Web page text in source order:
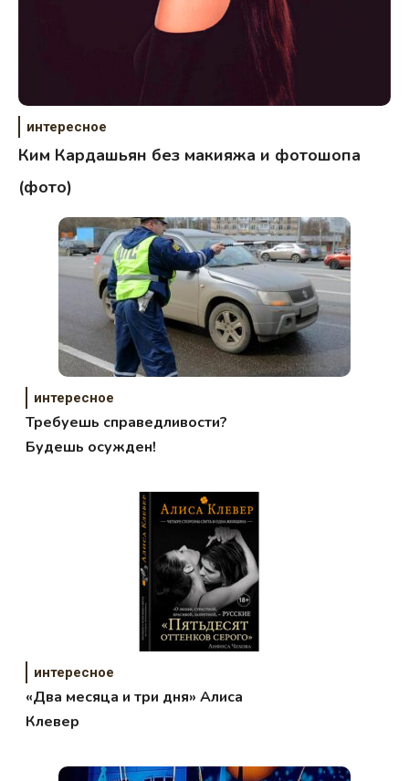
интересное
Ким Кардашьян без макияжа и фотошопа
(фото)
интересное
Требуешь справедливости?
Будешь осужден!
интересное
«Два месяца и три дня» Алиса
Клевер